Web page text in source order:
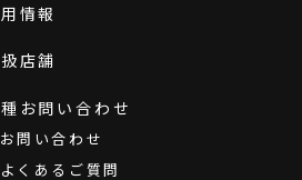
情報
店舗
お問い合わせ
お問い合わせ
よくあるご質問